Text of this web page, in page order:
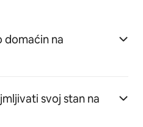
domaćin na
svoj stan na